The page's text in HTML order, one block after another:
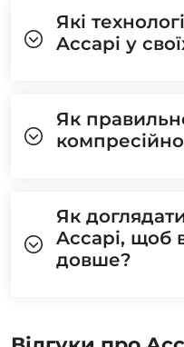
Які
Accapi у
Як
Як
Accapi, щоб
довше?